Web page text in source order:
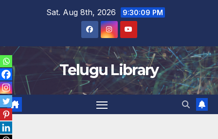
Sat. Aug 8th, 2026 9:30:10 PM
Telugu Library